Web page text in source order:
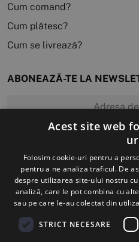
Cum comand?
Cum plătesc?
Cum se livrează?
ABONEAZĂ-TE LA
MĂ
Acest site web
Folosim cookie-uri pentru a
pentru a ne analiza traficul. De
despre utilizarea site-ului nostru
analiză, care le pot combina cu
sau pe care le-au colectat din
STRICT NECESARE